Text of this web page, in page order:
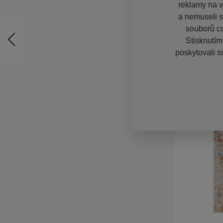
reklamy na
a nemuseli
souborů
poskytovali